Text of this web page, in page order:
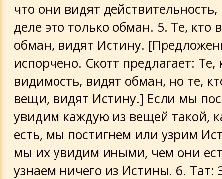
что они видят
деле это только обман. 5. Те, кто
обман, видят Истину.
испорчено. Скотт предлагает: Те,
видимость, видят обман, но те,
вещи, видят Истину.] Если мы
увидим каждую из вещей такой,
есть, мы постигнем или узрим
мы их увидим иными, чем они
узнаем ничего из Истины. 6. Тат: